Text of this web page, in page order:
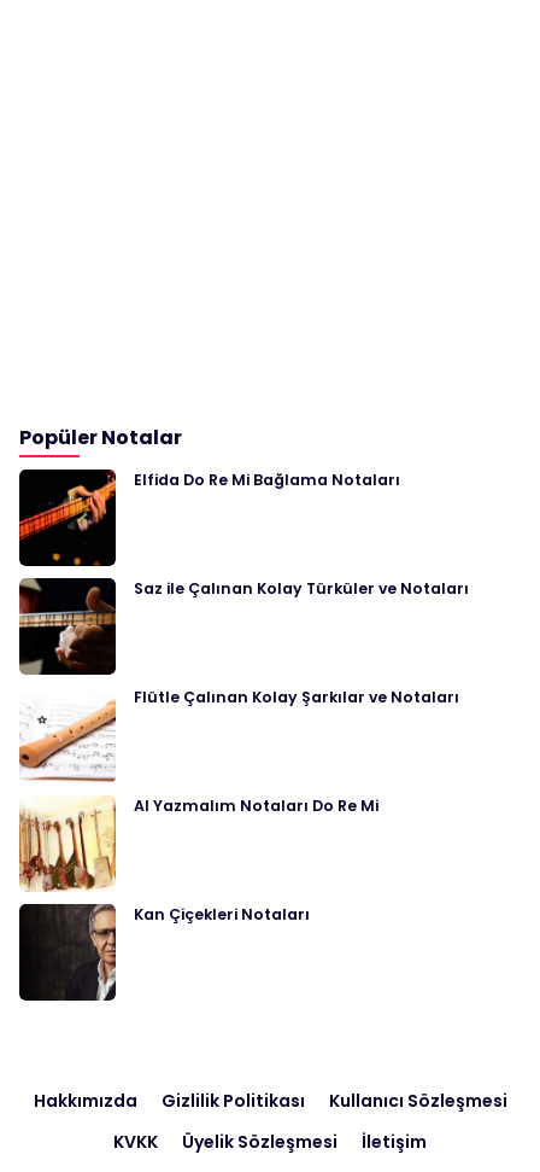
Popüler Notalar
Elfida Do Re Mi Bağlama Notaları
Saz ile Çalınan Kolay Türküler ve Notaları
Flütle Çalınan Kolay Şarkılar ve Notaları
Al Yazmalım Notaları Do Re Mi
Kan Çiçekleri Notaları
Hakkımızda Gizlilik Politikası
Kullanıcı Sözleşmesi
KVKK
Üyelik Sözleşmesi İletişim